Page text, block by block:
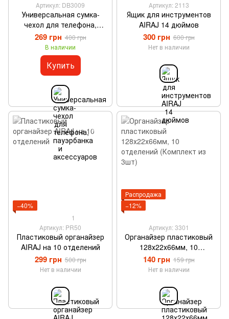
Артикул: DB3009
Универсальная сумка-
чехол для телефона,
пауэрбанка и аксессуаров
269 грн 400 грн
В наличии
Купить
Артикул: 2113
Ящик для инструментов
AIRAJ 14 дюймов
300 грн 600 грн
Нет в наличии
−40%
1
Артикул: PR50
Пластиковый органайзер
AIRAJ на 10 отделений
299 грн 500 грн
Нет в наличии
Распродажа
−12%
Артикул: 3301
Органайзер пластиковый
128х22х66мм, 10
отделений (Комплект из
3шт)
140 грн 159 грн
Нет в наличии